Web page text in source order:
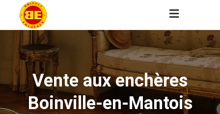
Vente aux enchères
Boinville-en-Mantois